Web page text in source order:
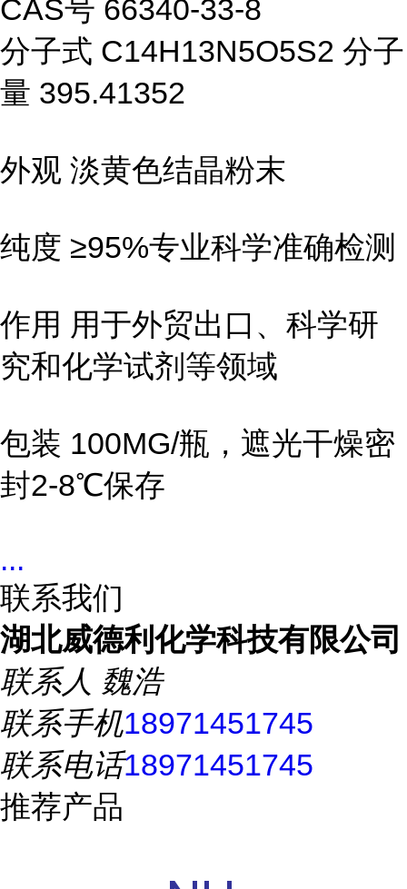
CAS号 66340-33-8
分子式 C14H13N5O5S2 分子
量 395.41352
外观 淡黄色结晶粉末
纯度 ≥95%专业科学准确检测
作用 用于外贸出口、科学研
究和化学试剂等领域
包装 100MG/瓶，遮光干燥密
封2-8℃保存
...
联系我们
湖北威德利化学科技有限公司
联系人 魏浩
联系手机18971451745
联系电话18971451745
推荐产品